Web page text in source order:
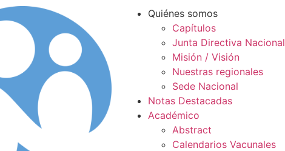
Quiénes somos
Capítulos
Junta Directiva Nacional
Misión / Visión
Nuestras regionales
Sede Nacional
Notas Destacadas
Académico
Abstract
Calendarios Vacunales